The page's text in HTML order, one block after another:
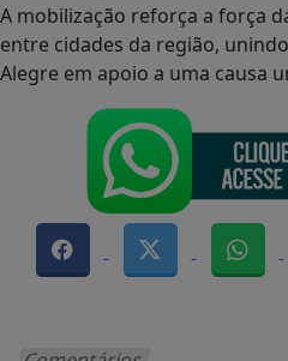
A mobilização reforça a força
entre cidades da região,
Alegre em apoio a uma causa